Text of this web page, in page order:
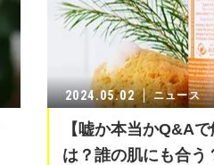
2024.05.02 ニュース
【嘘か本当かQ&A
は？誰の肌にも合